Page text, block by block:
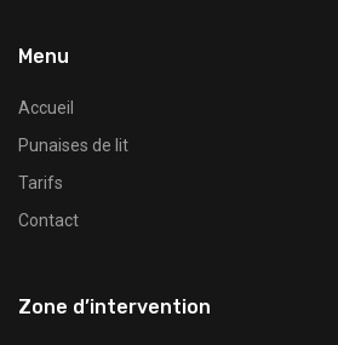
Menu
Accueil
Punaises de lit
Tarifs
Contact
Zone d’intervention